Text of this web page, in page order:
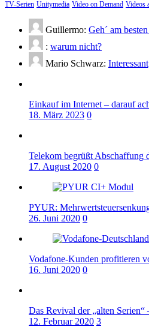
TV-Serien Unitymedia Video on Demand Videos
Guillermo: Geh´ am
: warum nicht?
Mario Schwarz:
Einkauf im Internet – darauf
18. März 2023 0
Telekom begrüßt Abschaffung
17. August 2020 0
PYUR:
26. Juni 2020 0
Vodafone-Kunden profitieren
16. Juni 2020 0
Das Revival der „alten
12. Februar 2020 3